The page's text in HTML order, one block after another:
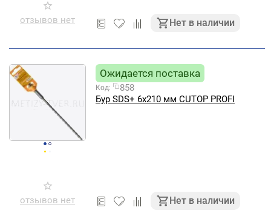
отзывов нет Нет в наличии
отзывов нет
Ожидается поставка
Код:
858
Бур SDS+ 6х210 мм CUTOP PROFI
Нет в наличии